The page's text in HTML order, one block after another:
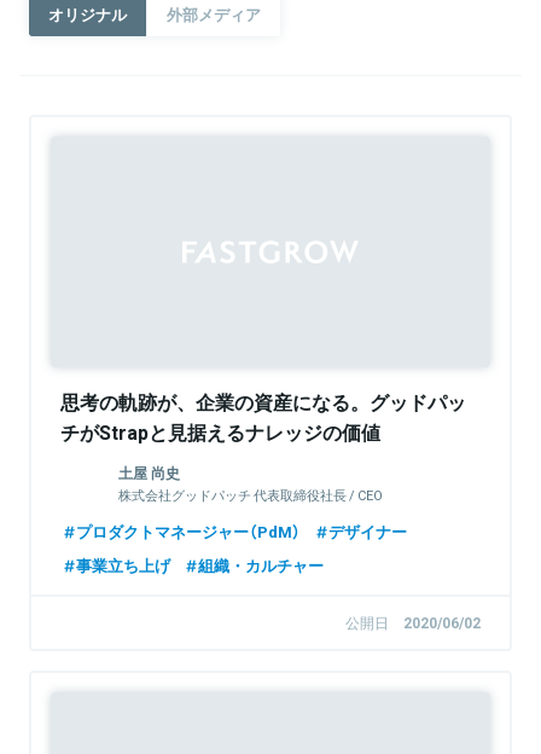
オリジナル 外部メディア
思考の軌跡が、企業の資産になる。グッドパッ
チがStrapと見据えるナレッジの価値
土屋 尚史
株式会社グッドパッチ 代表取締役社長 / CEO
プロダクトマネージャー（PdM）
デザイナー
事業立ち上げ
組織・カルチャー
公開日 2020/06/02